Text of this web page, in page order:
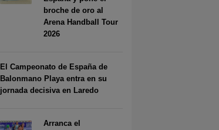
broche de oro al
Arena Handball Tour
2026
El Campeonato de España de
Balonmano Playa entra en su
jornada decisiva en Laredo
Arranca el